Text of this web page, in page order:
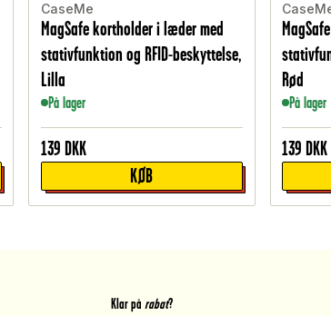
CaseMe
MagSafe kortholder i læder med
stativfunktion og RFID-beskyttelse,
Lilla
På lager
139 DKK
KØB
Rød
På lager
139 DKK
Klar på rabat?